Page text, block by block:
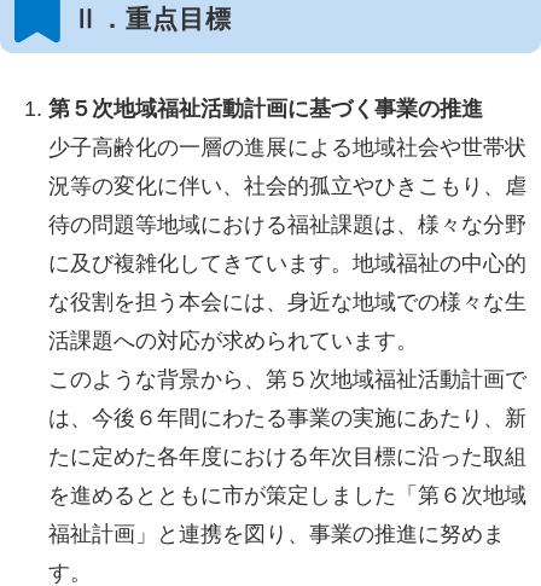
Ⅱ．重点目標
第５次地域福祉活動計画に基づく事業の推進
少子高齢化の一層の進展による地域社会や世帯状
況等の変化に伴い、社会的孤立やひきこもり、虐
待の問題等地域における福祉課題は、様々な分野
に及び複雑化してきています。地域福祉の中心的
な役割を担う本会には、身近な地域での様々な生
活課題への対応が求められています。
このような背景から、第５次地域福祉活動計画で
は、今後６年間にわたる事業の実施にあたり、新
たに定めた各年度における年次目標に沿った取組
を進めるとともに市が策定しました「第６次地域
福祉計画」と連携を図り、事業の推進に努めま
す。